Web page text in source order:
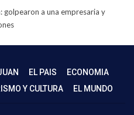
golpearon a una empresaria y
EL PAIS
ECONOMIA
Y CULTURA EL MUNDO